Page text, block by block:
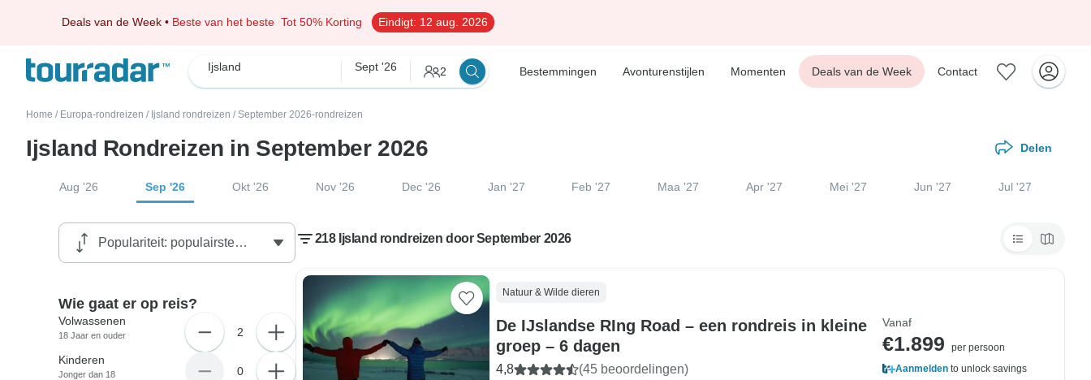
Deals van de Week • Beste van het beste Tot 50% Korting Eindigt: 12 aug. 2026
Ijsland Sept '26 2 Bestemmingen Avonturenstijlen Momenten Deals van de Week Contact
Home / Europa-rondreizen / Ijsland rondreizen / September 2026-rondreizen
Ijsland Rondreizen in September 2026 Delen
Aug '26 Sep '26 Okt '26 Nov '26 Dec '26 Jan '27 Feb '27 Maa '27 Apr '27 Mei '27 Jun '27 Jul '27
218 Ijsland rondreizen door September 2026
Natuur & Wilde dieren
De IJslandse RIng Road – een rondreis in kleine
groep – 6 dagen
4,8 (45 beoordelingen)
Vanaf
€1.899
per persoon
Aanmelden to unlock savings
Wie gaat er op reis?
Volwassenen
18 Jaar en ouder 2
Kinderen
Jonger dan 18 0